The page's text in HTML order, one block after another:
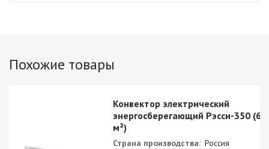
Похожие товары
Конвектор электрический
энергосберегающий Рэсси-350 (6
м²)
Страна производства: Россия